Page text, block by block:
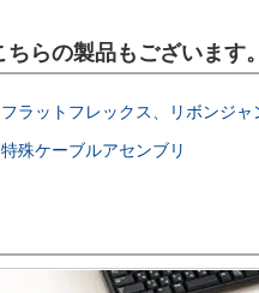
らの製品もございます。
フラットフレックス、リボンジャ
特殊ケーブルアセンブリ